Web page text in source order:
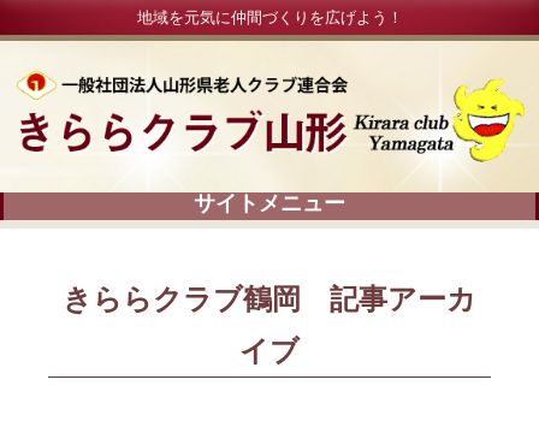
地域を元気に仲間づくりを広げよう！
きららクラブ鶴岡 記事アーカ
イブ